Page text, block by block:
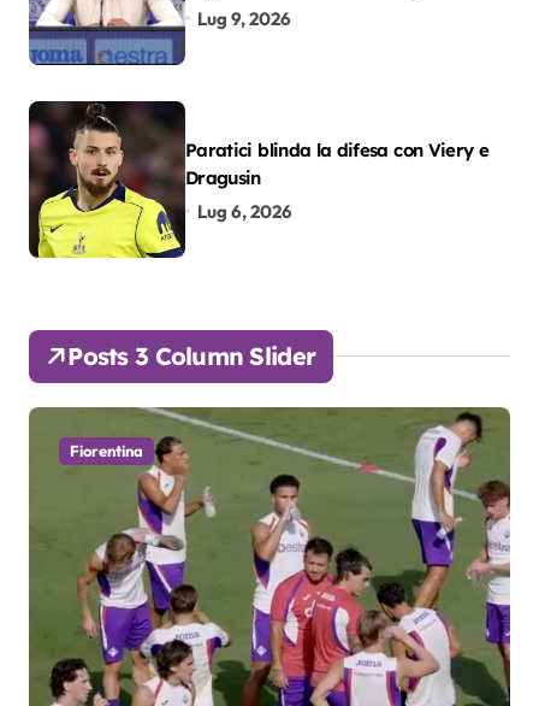
colpo”
Lug 9, 2026
Paratici blinda la difesa con Viery e
Dragusin
Lug 6, 2026
Posts 3 Column Slider
Fiorentina